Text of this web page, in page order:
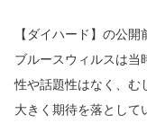
【ダイハード】の公開
ブルースウィルスは当
性や話題性はなく、む
大きく期待を落として